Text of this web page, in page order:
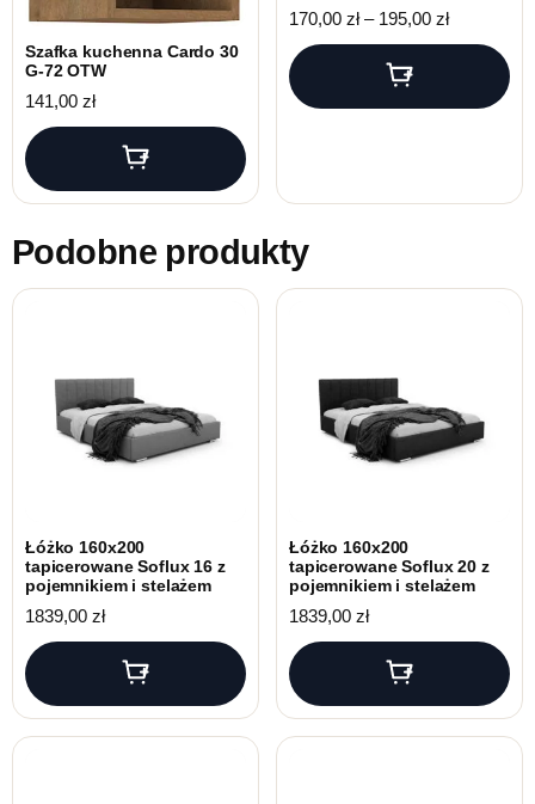
Szafka kuchenna Cardo 30
G-72 OTW
141,00 zł
170,00 zł – 195,00 złZakres
Podobne produkty
Łóżko 160x200
tapicerowane Soflux 16 z
pojemnikiem i stelażem
1839,00 zł
Łóżko 160x200
tapicerowane Soflux 20 z
pojemnikiem i stelażem
1839,00 zł